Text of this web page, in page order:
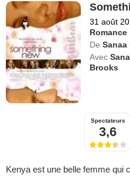
31 août
Romance
De Sanaa
Avec
Brooks
Spectateurs
3,6
Kenya est une belle femme qui